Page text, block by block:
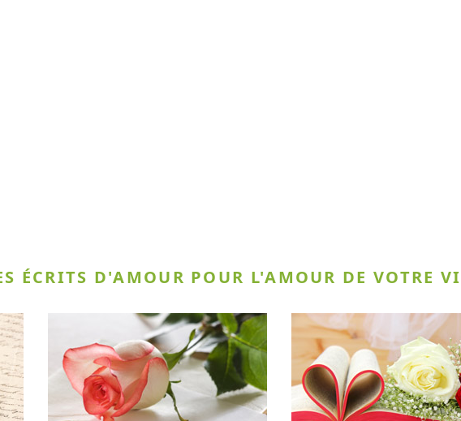
ÉCRITS D'AMOUR POUR L'AMOUR DE VOTRE